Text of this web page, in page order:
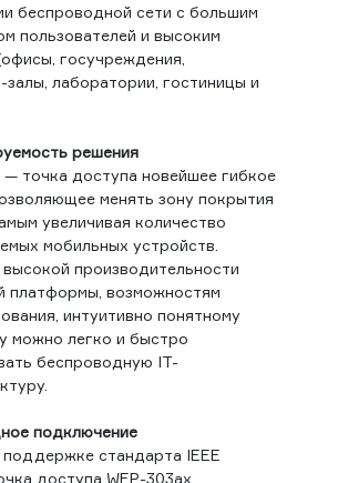
беспроводной сети с большим
пользователей и высоким
госучреждения,
лаборатории, гостиницы и
решения
— точка доступа новейшее гибкое
менять зону покрытия
увеличивая количество
мобильных устройств.
производительности
платформы, возможностям
интуитивно понятному
можно легко и быстро
беспроводную IT-
подключение
стандарта IEEE
доступа WEP-303ax